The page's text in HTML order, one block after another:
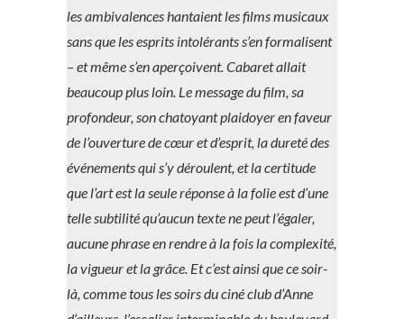
les ambivalences hantaient les films musicaux
sans que les esprits intolérants s’en formalisent
– et même s’en aperçoivent. Cabaret allait
beaucoup plus loin. Le message du film, sa
profondeur, son chatoyant plaidoyer en faveur
de l’ouverture de cœur et d’esprit, la dureté des
événements qui s’y déroulent, et la certitude
que l’art est la seule réponse à la folie est d’une
telle subtilité qu’aucun texte ne peut l’égaler,
aucune phrase en rendre à la fois la complexité,
la vigueur et la grâce. Et c’est ainsi que ce soir-
là, comme tous les soirs du ciné club d’Anne